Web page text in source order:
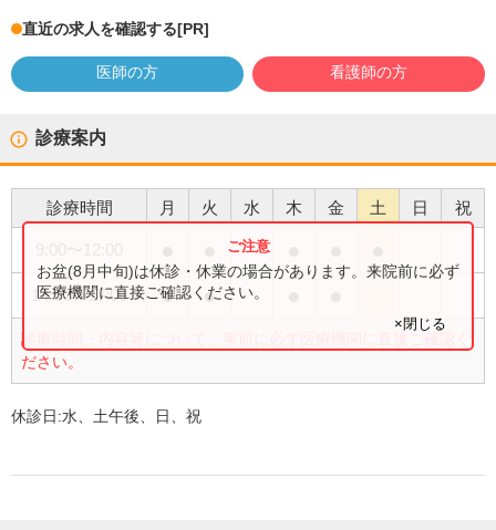
直近の求人を確認する[PR]
医師の方 看護師の方
診療案内
診療時間 月 火 水 木 金 土 日 祝
14:00〜17:00 ● ●
診療時間・内容等について、事前に必ず医療機関に直接ご確認く
ださい。
お盆(8月中旬)は休診・休業の場合があります。来院前に必ず
医療機関に直接ご確認ください。
×閉じる
休診日:水、土午後、日、祝